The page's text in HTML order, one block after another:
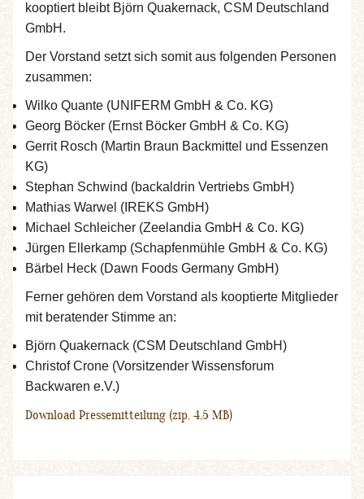
kooptiert bleibt Björn Quakernack, CSM Deutschland
GmbH.
Der Vorstand setzt sich somit aus folgenden Personen
zusammen:
Wilko Quante (UNIFERM GmbH & Co. KG)
Georg Böcker (Ernst Böcker GmbH & Co. KG)
Gerrit Rosch (Martin Braun Backmittel und Essenzen
KG)
Stephan Schwind (backaldrin Vertriebs GmbH)
Mathias Warwel (IREKS GmbH)
Michael Schleicher (Zeelandia GmbH & Co. KG)
Jürgen Ellerkamp (Schapfenmühle GmbH & Co. KG)
Bärbel Heck (Dawn Foods Germany GmbH)
Ferner gehören dem Vorstand als kooptierte Mitglieder
mit beratender Stimme an:
Björn Quakernack (CSM Deutschland GmbH)
Christof Crone (Vorsitzender Wissensforum
Backwaren e.V.)
Download Pressemitteilung (zip, 4,5 MB)